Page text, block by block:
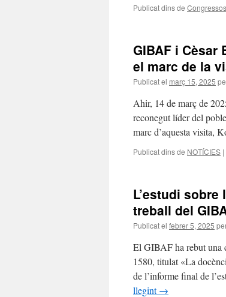
Publicat dins de Congressos
GIBAF i Cèsar
el marc de la
Publicat el març 15, 2025
Ahir, 14 de març de
reconegut líder del
marc d’aquesta visita,
Publicat dins de NOTÍCIES |
L’estudi
treball del
Publicat el febrer 5, 2025
El GIBAF ha rebut una
1580, titulat «La
de l’informe final de
llegint→